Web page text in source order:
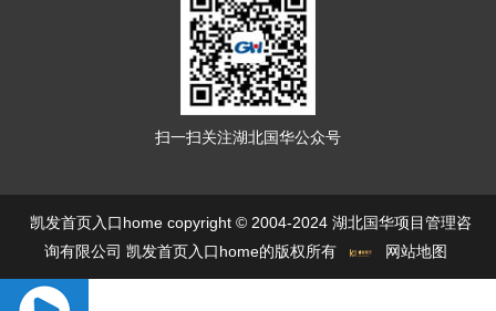
扫一扫关注湖北国华公众号
凯发首页入口home copyright © 2004-2024 湖北国华项目管理咨
询有限公司 凯发首页入口home的版权所有
网站地图